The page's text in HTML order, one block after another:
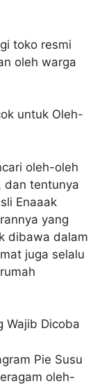
toko resmi
oleh warga
untuk Oleh-
oleh-oleh
dan tentunya
Enaaak
yang
dibawa dalam
juga selalu
Wajib Dicoba
Pie Susu
oleh-